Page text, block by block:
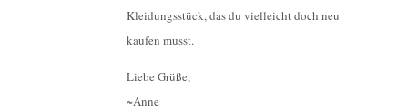
Kleidungsstück, das du vielleicht doch neu
kaufen musst.
Liebe Grüße,
~Anne